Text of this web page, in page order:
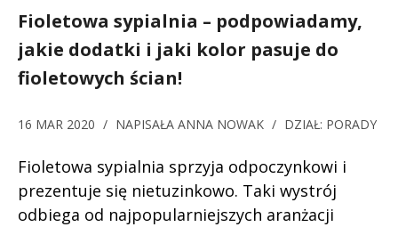
Fioletowa sypialnia – podpowiadamy,
jakie dodatki i jaki kolor pasuje do
fioletowych ścian!
16 MAR 2020 / NAPISAŁA ANNA NOWAK / DZIAŁ: PORADY
Fioletowa sypialnia sprzyja odpoczynkowi i
prezentuje się nietuzinkowo. Taki wystrój
odbiega od najpopularniejszych aranżacji